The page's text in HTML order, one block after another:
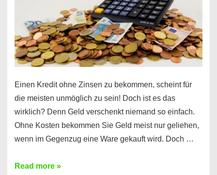
erfahren
Sie
es
Einen Kredit ohne Zinsen zu bekommen, scheint für
die meisten unmöglich zu sein! Doch ist es das
wirklich? Denn Geld verschenkt niemand so einfach.
Ohne Kosten bekommen Sie Geld meist nur geliehen,
wenn im Gegenzug eine Ware gekauft wird. Doch …
Einen
Read more »